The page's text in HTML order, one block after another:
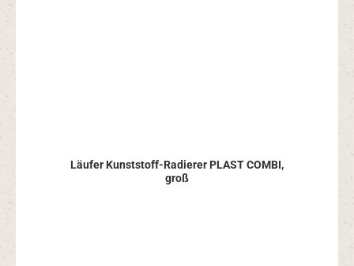
Läufer Kunststoff-Radierer PLAST COMBI,
groß